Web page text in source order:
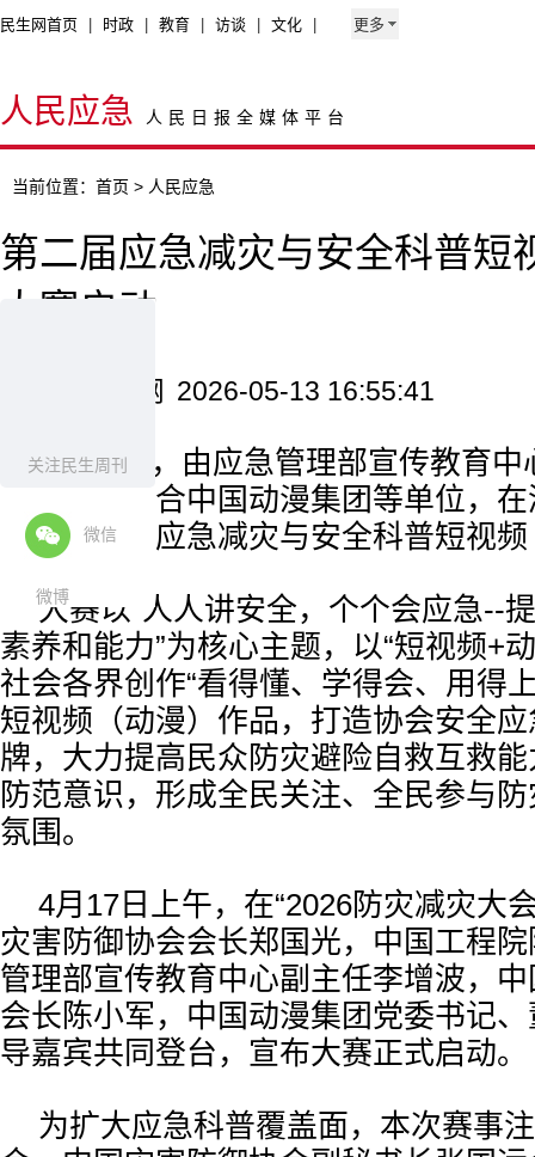
关注民生周刊
微信
微博
民生网首页 时政 教育 访谈 文化 更多
人民应急 人民日报全媒体平台
当前位置： 首页 > 人民应急
第二届应急减灾与安全科普短
大赛启动
来源：新华网 2026-05-13 16:55:41
4月17日，由应急管理部宣传教育
防御协会联合中国动漫集团等单位，
启动第二届应急减灾与安全科普短视
大赛以“人人讲安全，个个会应急--
素养和能力”为核心主题，以“短视频+
社会各界创作“看得懂、学得会、用得
短视频（动漫）作品，打造协会安全
牌，大力提高民众防灾避险自救互救
防范意识，形成全民关注、全民参与
氛围。
4月17日上午，在“2026防灾减灾大
灾害防御协会会长郑国光，中国工程
管理部宣传教育中心副主任李增波，
会长陈小军，中国动漫集团党委书记
导嘉宾共同登台，宣布大赛正式启动。
为扩大应急科普覆盖面，本次赛事